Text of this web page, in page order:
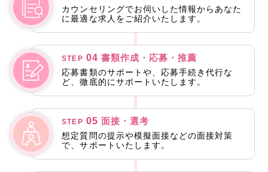
カウンセリングでお伺いした情報からあなた
に最適な求人をご紹介いたします。
STEP 04 書類作成・応募・推薦
応募書類のサポートや、応募手続き代行な
ど、徹底的にサポートいたします。
STEP 05 面接・選考
想定質問の提示や模擬面接などの面接対策
で、サポートいたします。